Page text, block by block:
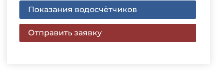
Показания водосчётчиков
Отправить заявку